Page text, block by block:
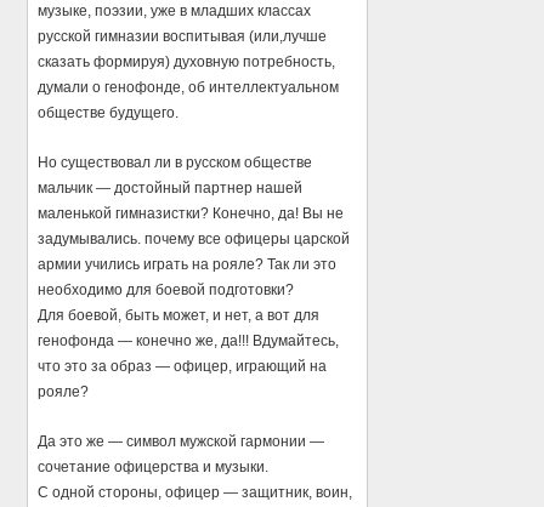
музыке, поэзии, уже в младших классах
русской гимназии воспитывая (или,лучше
сказать формируя) духовную потребность,
думали о генофонде, об интеллектуальном
обществе будущего.
Но существовал ли в русском обществе
мальчик — достойный партнер нашей
маленькой гимназистки? Конечно, да! Вы не
задумывались. почему все офицеры царской
армии учились играть на рояле? Так ли это
необходимо для боевой подготовки?
Для боевой, быть может, и нет, а вот для
генофонда — конечно же, да!!! Вдумайтесь,
что это за образ — офицер, играющий на
рояле?
Да это же — символ мужской гармонии —
сочетание офицерства и музыки.
С одной стороны, офицер — защитник, воин,